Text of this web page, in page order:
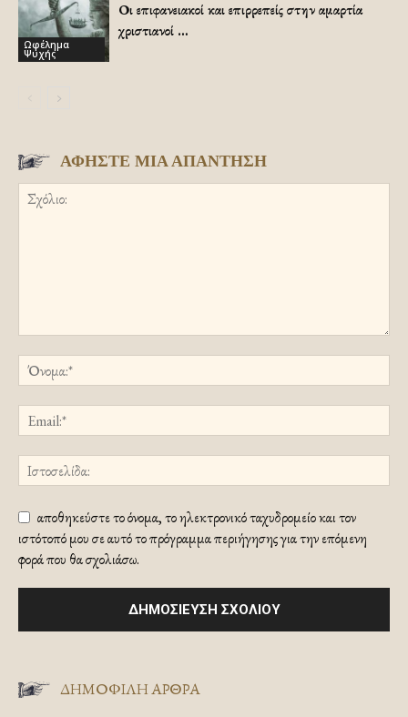
Ωφέλημα
Ψυχής
Οι επιφανειακοί και επιρρεπείς στην αμαρτία
χριστιανοί …
ΑΦΗΣΤΕ ΜΙΑ ΑΠΑΝΤΗΣΗ
αποθηκεύστε το όνομα, το ηλεκτρονικό ταχυδρομείο και τον
ιστότοπό μου σε αυτό το πρόγραμμα περιήγησης για την επόμενη
φορά που θα σχολιάσω.
ΔΗΜΟΦΙΛΗ ΑΡΘΡΑ